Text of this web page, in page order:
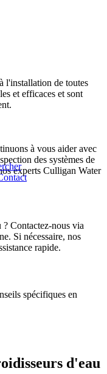
l'installation de toutes
et efficaces et sont
à vous aider avec
des systèmes de
experts Culligan Water
Contactez-nous via
Si nécessaire, nos
rapide.
spécifiques en
d'eau